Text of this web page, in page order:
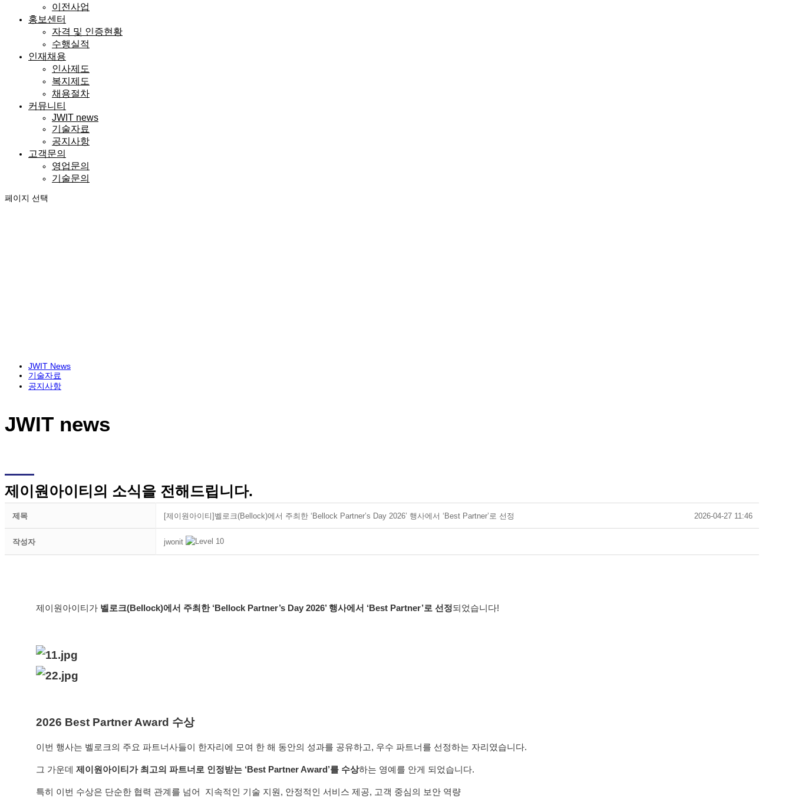
이전사업
홍보센터
자격 및 인증현황
수행실적
인재채용
인사제도
복지제도
채용절차
커뮤니티
JWIT news
기술자료
공지사항
고객문의
영업문의
기술문의
페이지 선택
JWIT News
기술자료
공지사항
JWIT news
제이원아이티의 소식을 전해드립니다.
제목 [제이원아이티]벨로크(Bellock)에서 주최한 ‘Bellock Partner’s Day 2026’ 행사에서 ‘Best Partner’로 선정 2026-04-27 11:46
작성자 jwonit
제이원아이티가 벨로크(Bellock)에서 주최한 ‘Bellock Partner’s Day 2026’ 행사에서 ‘Best Partner’로 선정되었습니다!
2026 Best Partner Award 수상
이번 행사는 벨로크의 주요 파트너사들이 한자리에 모여 한 해 동안의 성과를 공유하고, 우수 파트너를 선정하는 자리였습니다.
그 가운데 제이원아이티가 최고의 파트너로 인정받는 ‘Best Partner Award’를 수상하는 영예를 안게 되었습니다.
특히 이번 수상은 단순한 협력 관계를 넘어  지속적인 기술 지원, 안정적인 서비스 제공, 고객 중심의 보안 역량